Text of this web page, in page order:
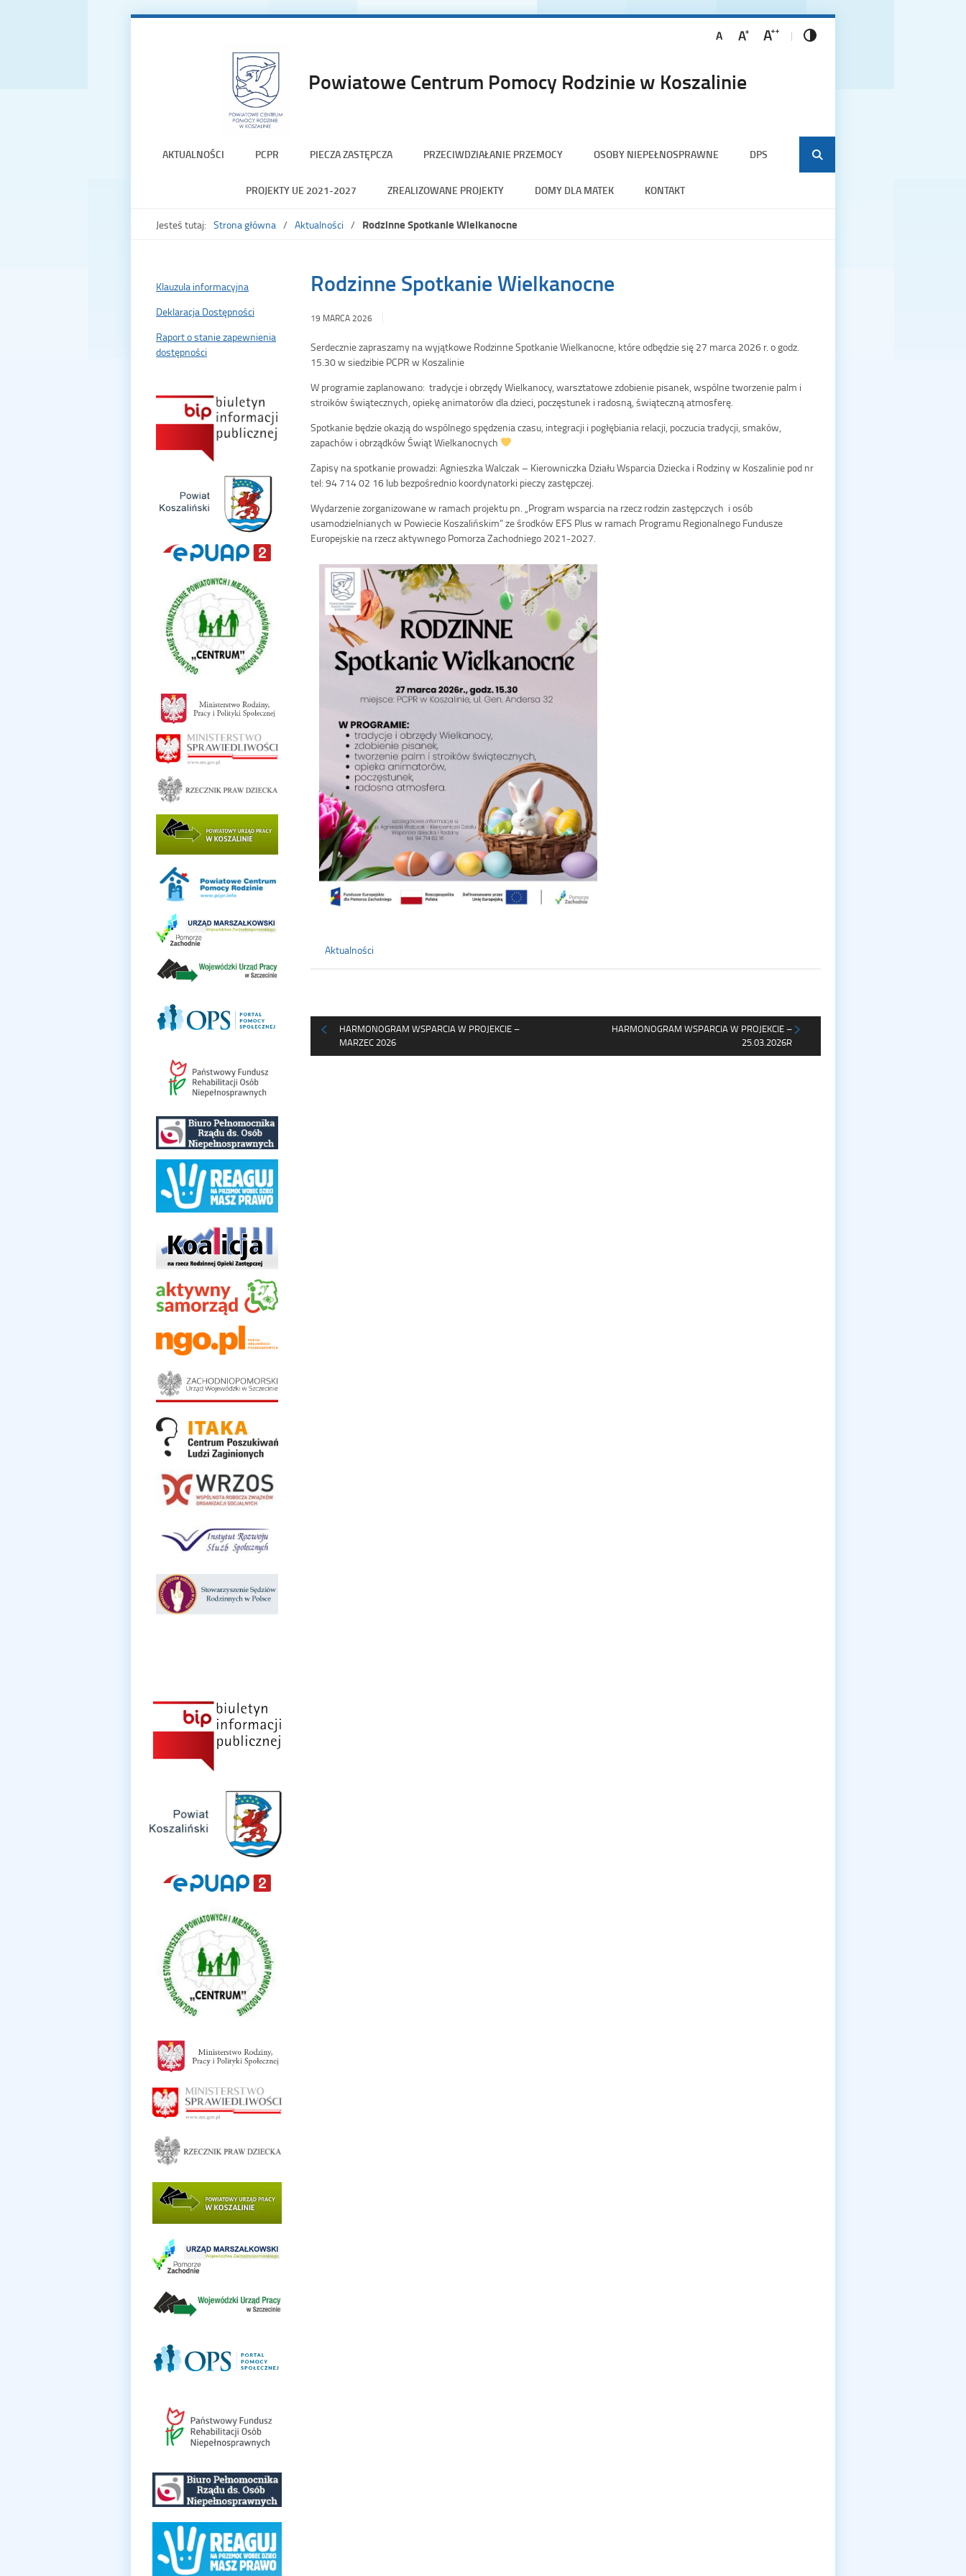
Powiatowe Centrum Pomocy Rodzinie w Koszalinie
AKTUALNOŚCI PCPR PIECZA ZASTĘPCZA PRZECIWDZIAŁANIE PRZEMOCY OSOBY NIEPEŁNOSPRAWNE DPS
PROJEKTY UE 2021-2027 ZREALIZOWANE PROJEKTY DOMY DLA MATEK KONTAKT
Jesteś tutaj: Strona główna Aktualności Rodzinne Spotkanie Wielkanocne
Klauzula informacyjna
Deklaracja Dostępności
Raport o stanie zapewnienia
dostępności
Rodzinne Spotkanie Wielkanocne
19 MARCA 2026
Serdecznie zapraszamy na wyjątkowe Rodzinne Spotkanie Wielkanocne, które odbędzie się 27 marca 2026 r. o godz.
15.30 w siedzibie PCPR w Koszalinie
W programie zaplanowano: tradycje i obrzędy Wielkanocy, warsztatowe zdobienie pisanek, wspólne tworzenie palm i
stroików świątecznych, opiekę animatorów dla dzieci, poczęstunek i radosną, świąteczną atmosferę.
Spotkanie będzie okazją do wspólnego spędzenia czasu, integracji i pogłębiania relacji, poczucia tradycji, smaków,
zapachów i obrządków Świąt Wielkanocnych
Zapisy na spotkanie prowadzi: Agnieszka Walczak – Kierowniczka Działu Wsparcia Dziecka i Rodziny w Koszalinie pod nr
tel: 94 714 02 16 lub bezpośrednio koordynatorki pieczy zastępczej.
Wydarzenie zorganizowane w ramach projektu pn. „Program wsparcia na rzecz rodzin zastępczych i osób
usamodzielnianych w Powiecie Koszalińskim” ze środków EFS Plus w ramach Programu Regionalnego Fundusze
Europejskie na rzecz aktywnego Pomorza Zachodniego 2021-2027.
Aktualności
HARMONOGRAM WSPARCIA W PROJEKCIE –
MARZEC 2026
HARMONOGRAM WSPARCIA W PROJEKCIE –
25.03.2026R